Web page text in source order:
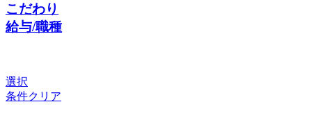
こだわり
給与/職種
選択
条件クリア